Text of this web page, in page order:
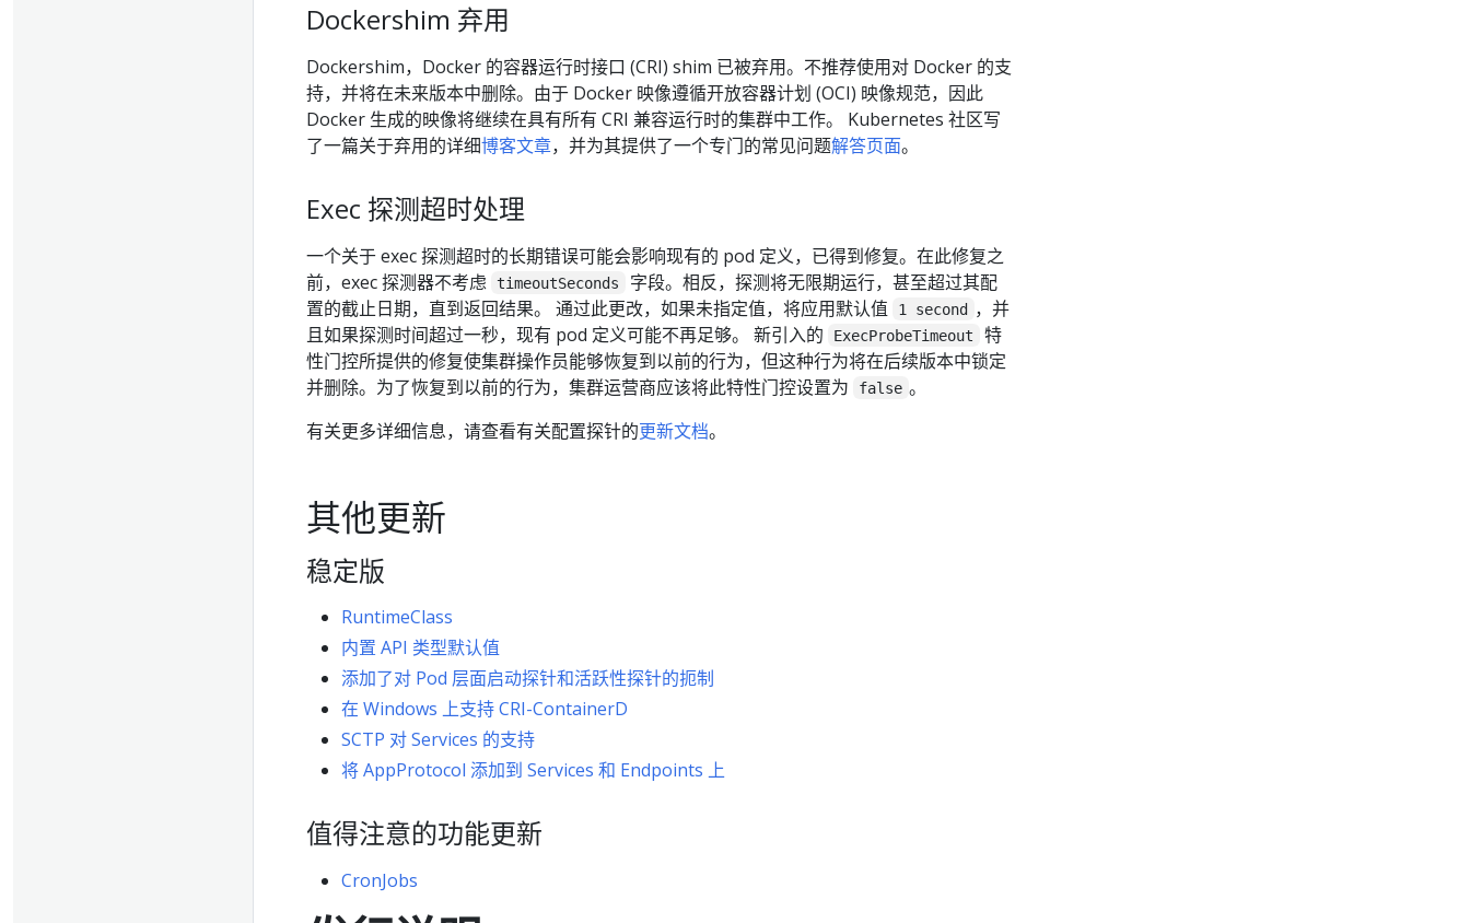
Dockershim 弃用
Dockershim，Docker 的容器运行时接口 (CRI) shim 已被弃用。不推荐使用对 Docker 的支
持，并将在未来版本中删除。由于 Docker 映像遵循开放容器计划 (OCI) 映像规范，因此
Docker 生成的映像将继续在具有所有 CRI 兼容运行时的集群中工作。 Kubernetes 社区写
了一篇关于弃用的详细博客文章，并为其提供了一个专门的常见问题解答页面。
Exec 探测超时处理
一个关于 exec 探测超时的长期错误可能会影响现有的 pod 定义，已得到修复。在此修复之
前，exec 探测器不考虑 timeoutSeconds
字段。相反，探测将无限期运行，甚至超过其配
置的截止日期，直到返回结果。 通过此更改，如果未指定值，将应用默认值
1 second
，并
且如果探测时间超过一秒，现有 pod 定义可能不再足够。 新引入的
ExecProbeTimeout
特
性门控所提供的修复使集群操作员能够恢复到以前的行为，但这种行为将在后续版本中锁定
并删除。为了恢复到以前的行为，集群运营商应该将此特性门控设置为
false 。
有关更多详细信息，请查看有关配置探针的更新文档。
其他更新
稳定版
RuntimeClass
内置 API 类型默认值
添加了对 Pod 层面启动探针和活跃性探针的扼制
在 Windows 上支持 CRI-ContainerD
SCTP 对 Services 的支持
将 AppProtocol 添加到 Services 和 Endpoints 上
值得注意的功能更新
CronJobs